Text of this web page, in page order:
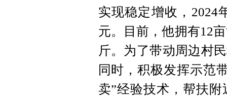
实现稳定增收，2024
元。目前，他拥有12
斤。为了带动周边村
同时，积极发挥示范
卖”经验技术，帮扶